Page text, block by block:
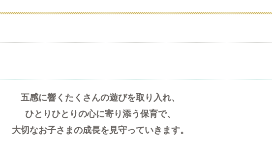
五感に響くたくさんの遊びを取り入れ、
ひとりひとりの心に寄り添う保育で、
大切なお子さまの成長を見守っていきます。